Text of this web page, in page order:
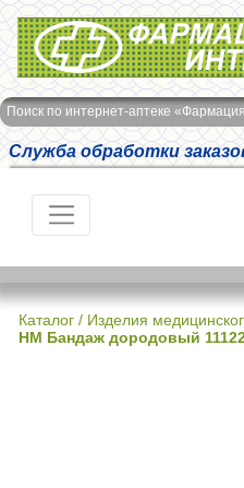
Интернет-аптека Фармация
Поиск по интернет-аптеке
Служба обработки
Каталог / Изделия
НМ Бандаж дородовый